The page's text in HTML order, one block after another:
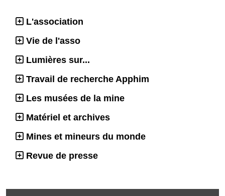
L'association
Vie de l'asso
Lumières sur...
Travail de recherche Apphim
Les musées de la mine
Matériel et archives
Mines et mineurs du monde
Revue de presse